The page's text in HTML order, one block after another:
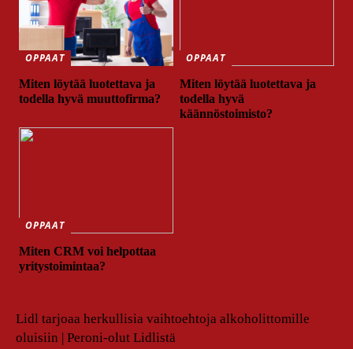
OPPAAT
Miten löytää luotettava ja
todella hyvä muuttofirma?
OPPAAT
Miten löytää luotettava ja
todella hyvä
käännöstoimisto?
OPPAAT
Miten CRM voi helpottaa
yritystoimintaa?
Lidl tarjoaa herkullisia vaihtoehtoja alkoholittomille
oluisiin | Peroni-olut Lidlistä